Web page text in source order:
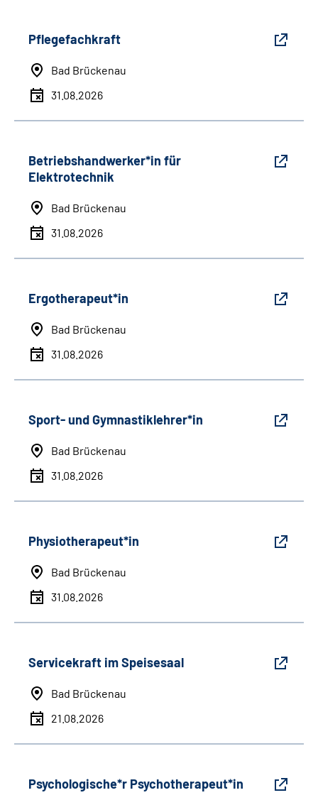
Pflegefachkraft
Bad Brückenau
31.08.2026
Betriebshandwerker*in für
Elektrotechnik
Bad Brückenau
31.08.2026
Ergotherapeut*in
Bad Brückenau
31.08.2026
Sport- und Gymnastiklehrer*in
Bad Brückenau
31.08.2026
Physiotherapeut*in
Bad Brückenau
31.08.2026
Servicekraft im Speisesaal
Bad Brückenau
21.08.2026
Psychologische*r Psychotherapeut*in